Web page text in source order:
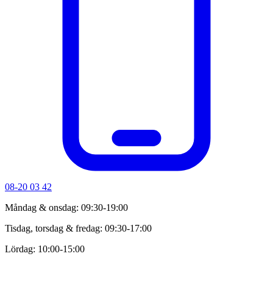
08-20 03 42
Måndag & onsdag: 09:30-19:00
Tisdag, torsdag & fredag: 09:30-17:00
Lördag: 10:00-15:00